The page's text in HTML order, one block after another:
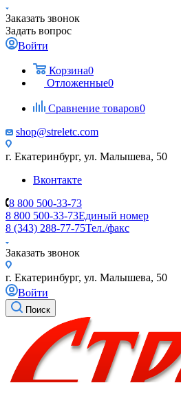
Заказать звонок
Задать вопрос
Войти
Корзина0
Отложенные0
Сравнение товаров0
shop@streletc.com
г. Екатеринбург, ул. Малышева, 50
Вконтакте
8 800 500-33-73
8 800 500-33-73Единый номер
8 (343) 288-77-75Тел./факс
Заказать звонок
г. Екатеринбург, ул. Малышева, 50
Войти
Поиск